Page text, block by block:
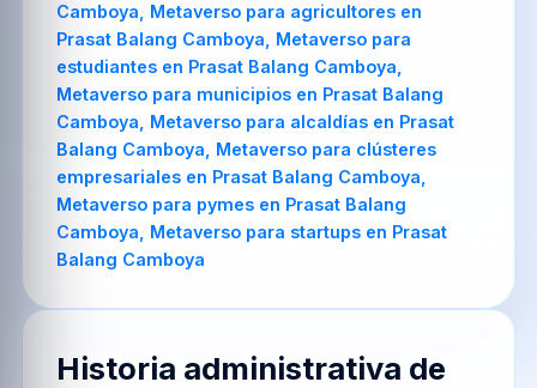
Historia administrativa de